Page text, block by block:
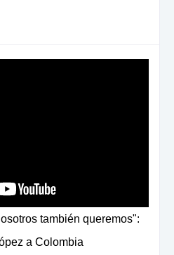
también queremos":
a Colombia